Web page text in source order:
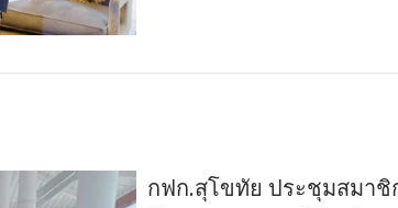
กฟก.สุโขทัย ประชุมสมาชิ